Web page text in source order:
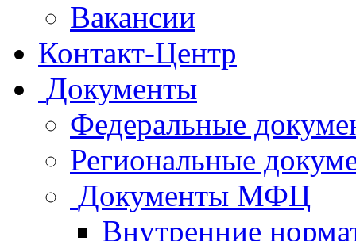
Вакансии
Контакт-Центр
Документы
Федеральные
Региональные
Документы МФЦ
Внутренние